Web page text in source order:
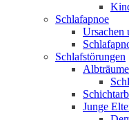
Schlafapnoe
Ursachen
Schlafstörungen
Junge